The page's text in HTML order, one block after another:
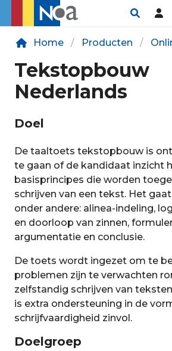
Home Producten
Tekstopbouw
Nederlands
Doel
De taaltoets tekstopbouw is
te gaan of de kandidaat inzicht
basisprincipes die worden
schrijven van een tekst. Het
onder andere: alinea-indeling,
en doorloop van zinnen,
argumentatie en conclusie.
De toets wordt ingezet om te
problemen zijn te verwachten
zelfstandig schrijven van
is extra ondersteuning in de
schrijfvaardigheid zinvol.
Doelgroep